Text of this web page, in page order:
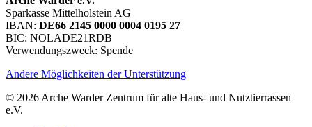
Sparkasse Mittelholstein AG
IBAN: DE66 2145 0000 0004 0195 27
BIC: NOLADE21RDB
Verwendungszweck: Spende
Andere Möglichkeiten der Unterstützung
© 2026 Arche Warder Zentrum für alte Haus- und Nutztierrassen
e.V.